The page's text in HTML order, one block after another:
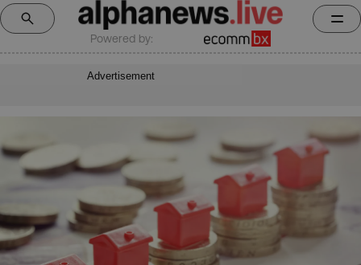
Powered by:
Advertisement